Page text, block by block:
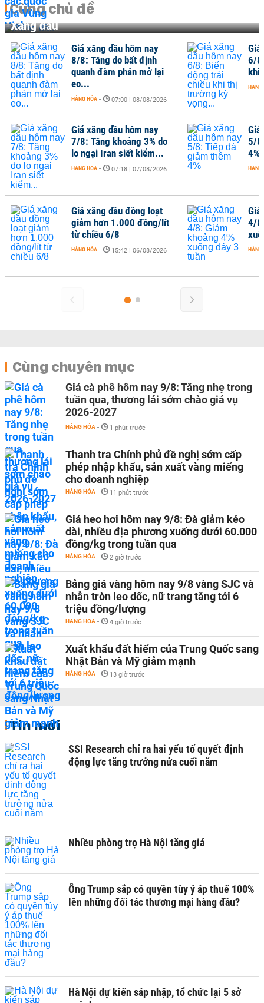
Cùng chủ đề
Xăng dầu
Giá xăng dầu hôm nay
8/8: Tăng do bất định
quanh đàm phán mở lại
eo...
HÀNG HÓA - 07:00 | 08/08/2026
Giá xăng dầu hôm nay
7/8: Tăng khoảng 3% do
lo ngại Iran siết kiểm...
HÀNG HÓA - 07:18 | 07/08/2026
Giá xăng dầu đồng loạt
giảm hơn 1.000 đồng/lít
từ chiều 6/8
HÀNG HÓA - 15:42 | 06/08/2026
Giá
6/
khi
HÀNG
Giá
5/
4%
HÀNG
Giá
4/
HÀNG
Cùng chuyên mục
Giá cà phê hôm nay 9/8: Tăng nhẹ trong
tuần qua, thương lái sớm chào giá vụ
2026-2027
HÀNG HÓA - 1 phút trước
Thanh tra Chính phủ đề nghị sớm cấp
phép nhập khẩu, sản xuất vàng miếng
cho doanh nghiệp
HÀNG HÓA - 11 phút trước
Giá heo hơi hôm nay 9/8: Đà giảm kéo
dài, nhiều địa phương xuống dưới 60.000
đồng/kg trong tuần qua
HÀNG HÓA - 2 giờ trước
Bảng giá vàng hôm nay 9/8 vàng SJC và
nhẫn tròn leo dốc, nữ trang tăng tới 6
triệu đồng/lượng
HÀNG HÓA - 4 giờ trước
Xuất khẩu đất hiếm của Trung Quốc sang
Nhật Bản và Mỹ giảm mạnh
HÀNG HÓA - 13 giờ trước
Tin mới
SSI Research chỉ ra hai yếu tố quyết định
động lực tăng trưởng nửa cuối năm
Nhiều phòng trọ Hà Nội tăng giá
Ông Trump sắp có quyền tùy ý áp thuế 100%
lên những đối tác thương mại hàng đầu?
Hà Nội dự kiến sáp nhập, tổ chức lại 5 sở